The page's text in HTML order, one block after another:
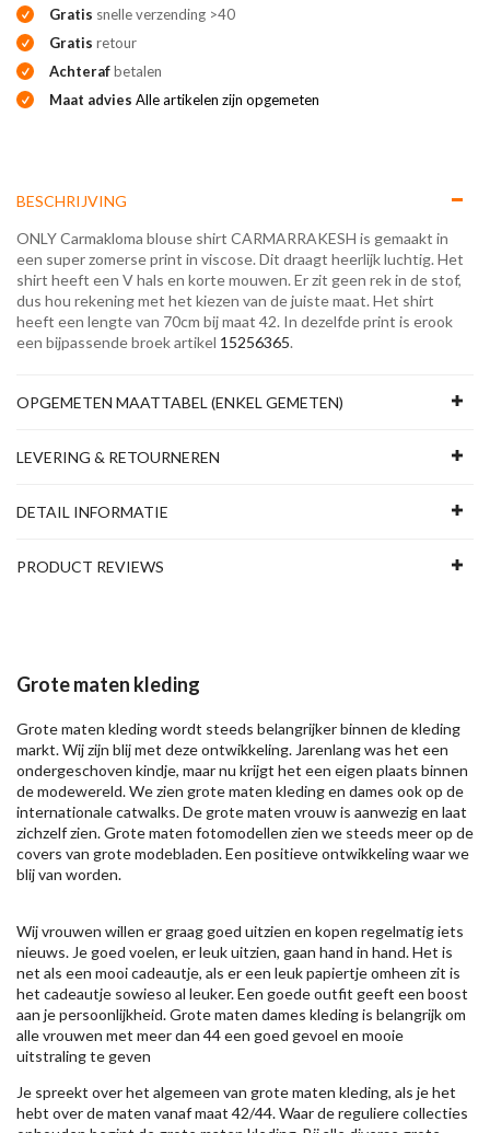
Gratis snelle verzending >40
Gratis retour
Achterafbetalen
Maat advies Alle artikelen zijn opgemeten
BESCHRIJVING
ONLY Carmakloma blouse shirt CARMARRAKESH is gemaakt in
een super zomerse print in viscose. Dit draagt heerlijk luchtig. Het
shirt heeft een V hals en korte mouwen. Er zit geen rek in de stof,
dus hou rekening met het kiezen van de juiste maat. Het shirt
heeft een lengte van 70cm bij maat 42. In dezelfde print is erook
een bijpassende broek artikel 15256365.
OPGEMETEN MAATTABEL (ENKEL GEMETEN)
LEVERING & RETOURNEREN
DETAIL INFORMATIE
PRODUCT REVIEWS
Grote maten kleding
Grote maten kleding wordt steeds belangrijker binnen de kleding
markt. Wij zijn blij met deze ontwikkeling. Jarenlang was het een
ondergeschoven kindje, maar nu krijgt het een eigen plaats binnen
de modewereld. We zien grote maten kleding en dames ook op de
internationale catwalks. De grote maten vrouw is aanwezig en laat
zichzelf zien. Grote maten fotomodellen zien we steeds meer op de
covers van grote modebladen. Een positieve ontwikkeling waar we
blij van worden.
Wij vrouwen willen er graag goed uitzien en kopen regelmatig iets
nieuws. Je goed voelen, er leuk uitzien, gaan hand in hand. Het is
net als een mooi cadeautje, als er een leuk papiertje omheen zit is
het cadeautje sowieso al leuker. Een goede outfit geeft een boost
aan je persoonlijkheid. Grote maten dames kleding is belangrijk om
alle vrouwen met meer dan 44 een goed gevoel en mooie
uitstraling te geven
Je spreekt over het algemeen van grote maten kleding, als je het
hebt over de maten vanaf maat 42/44. Waar de reguliere collecties